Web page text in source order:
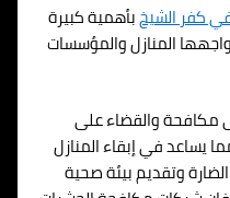
كفر الشيخبأهمية كبيرة
المنازل والمؤسسات
مكافحة والقضاء على
يساعد في إبقاء المنازل
وتقديم بيئة صحية